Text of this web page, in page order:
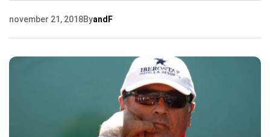
november 21, 2018ByandF